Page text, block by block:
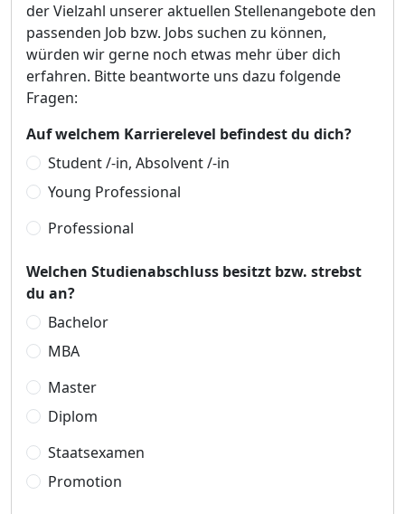
der Vielzahl unserer aktuellen Stellenangebote den
passenden Job bzw. Jobs suchen zu können,
würden wir gerne noch etwas mehr über dich
erfahren. Bitte beantworte uns dazu folgende
Fragen:
Auf welchem Karrierelevel befindest du dich?
Student /-in, Absolvent /-in
Young Professional
Professional
Welchen Studienabschluss besitzt bzw. strebst
du an?
Bachelor
MBA
Master
Diplom
Staatsexamen
Promotion